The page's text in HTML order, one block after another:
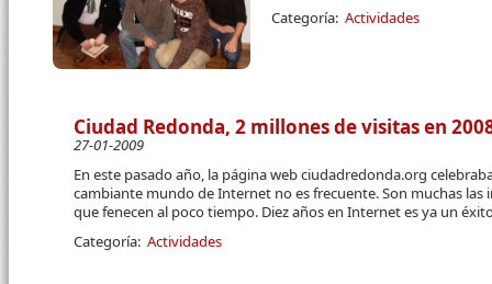
Categoría: Actividades
Ciudad Redonda, 2 millones de visitas en
27-01-2009
En este pasado año, la página web ciudadredonda.org
cambiante mundo de Internet no es frecuente. Son muchas las
que fenecen al poco tiempo. Diez años en Internet es ya un
Categoría: Actividades